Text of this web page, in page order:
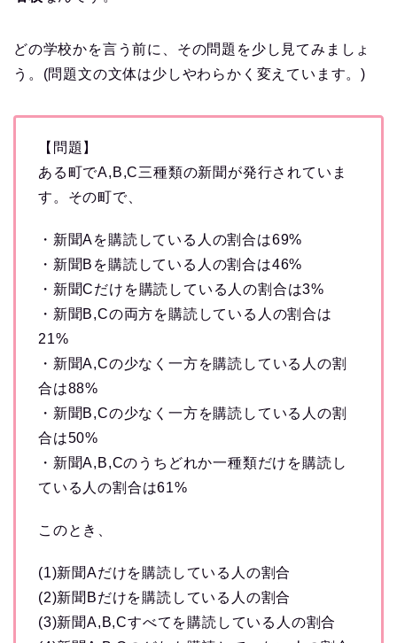
どの学校かを言う前に、その問題を少し見てみましょ
う。(問題文の文体は少しやわらかく変えています。)
【問題】
ある町でA,B,C三種類の新聞が発行されていま
す。その町で、
・新聞Aを購読している人の割合は69%
・新聞Bを購読している人の割合は46%
・新聞Cだけを購読している人の割合は3%
・新聞B,Cの両方を購読している人の割合は
21%
・新聞A,Cの少なく一方を購読している人の割
合は88%
・新聞B,Cの少なく一方を購読している人の割
合は50%
・新聞A,B,Cのうちどれか一種類だけを購読し
ている人の割合は61%
このとき、
(1)新聞Aだけを購読している人の割合
(2)新聞Bだけを購読している人の割合
(3)新聞A,B,Cすべてを購読している人の割合